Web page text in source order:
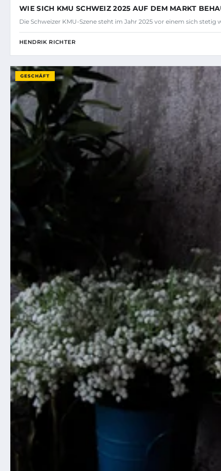
WIE SICH KMU SCHWEIZ 2025 AUF DEM MARKT
Die Schweizer KMU-Szene steht im Jahr 2025 vor einem sich
HENDRIK RICHTER
GESCHÄFT